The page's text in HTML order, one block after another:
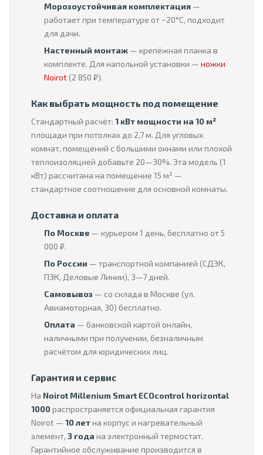
Морозоустойчивая комплектация —
работает при температуре от −20°C, подходит
для дачи.
Настенный монтаж — крепёжная планка в
комплекте. Для напольной установки — ножки
Noirot(2 850 ₽).
Как выбрать мощность под помещение
Стандартный расчёт: 1 кВт мощности на 10 м²
площади при потолках до 2,7 м. Для угловых
комнат, помещений с большими окнами или плохой
теплоизоляцией добавьте 20—30%. Эта модель (1
кВт) рассчитана на помещение 15 м² —
стандартное соотношение для основной комнаты.
Доставка и оплата
По Москве — курьером 1 день, бесплатно от 5
000 ₽.
По России — транспортной компанией (СДЭК,
ПЭК, Деловые Линии), 3—7 дней.
Самовывоз — со склада в Москве (ул.
Авиамоторная, 30) бесплатно.
Оплата — банковской картой онлайн,
наличными при получении, безналичным
расчётом для юридических лиц.
Гарантия и сервис
На Noirot Millenium Smart ECOcontrol horizontal
1000распространяется официальная гарантия
Noirot — 10 летна корпус и нагревательный
элемент, 3 года на электронный термостат.
Гарантийное обслуживание производится в